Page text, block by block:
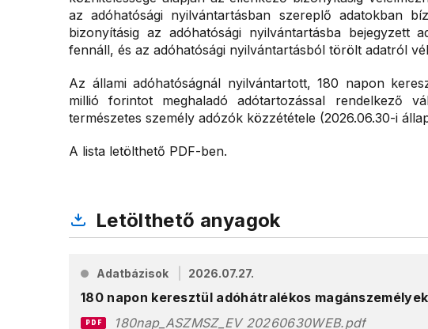
az adóhatósági nyilvántartásban szereplő adatokban
bizonyításig az adóhatósági nyilvántartásba bejegyzett
fennáll, és az adóhatósági nyilvántartásból törölt adatról
Az állami adóhatóságnál nyilvántartott, 180 napon
millió forintot meghaladó adótartozással rendelkező
természetes személy adózók közzététele (2026.06.30-i
A lista letölthető PDF-ben.
Letölthető anyagok
Adatbázisok 2026.07.27.
180 napon keresztül adóhátralékos magánszemélyek
PDF 180nap_ASZMSZ_EV 20260630WEB.pdf